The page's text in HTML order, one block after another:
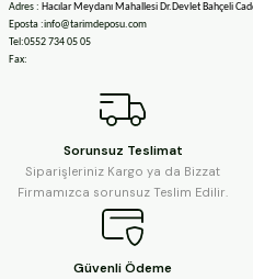
Adres : Hacılar Meydanı Mahallesi Dr.Devlet Bahçeli
Eposta :info@tarimdeposu.com
Tel:0552 734 05 05
Fax:
Sorunsuz Teslimat
Siparişleriniz Kargo ya da Bizzat
Firmamızca sorunsuz Teslim Edilir.
Güvenli Ödeme